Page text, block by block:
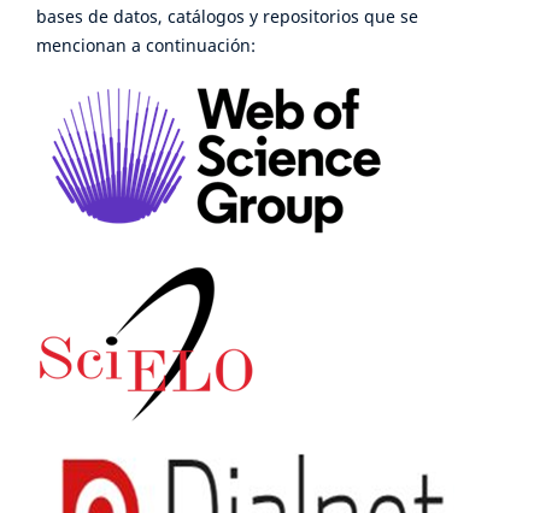
bases de datos, catálogos y repositorios que se
mencionan a continuación: